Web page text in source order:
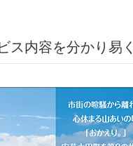
ビス内容を分かり